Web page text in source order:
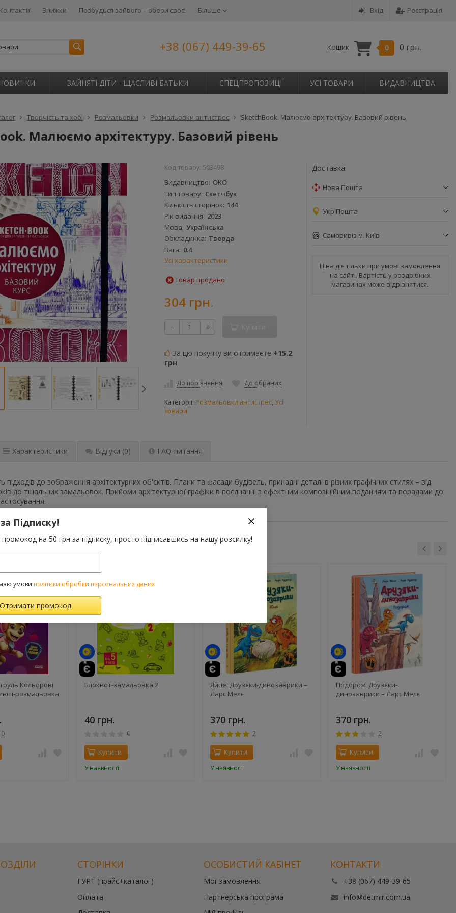
Вхід Реєстрація
Контакти Знижки Позбудься зайвого – обери своє! Більше
+38 (067) 449-39-65 Кошик 0 0 грн.
НОВИНКИ ЗАЙНЯТІ ДІТИ - ЩАСЛИВІ БАТЬКИ СПЕЦПРОПОЗИЦІЇ УСІ ТОВАРИ ВИДАВНИЦТВА
Творчість та хобі Розмальовки Розмальовки антистрес SketchBook. Малюємо архітектуру. Базовий рівень
Малюємо архітектуру. Базовий рівень
Код товару: 503498
Видавництво ОКО
Тип товару Скетчбук
Кількість сторінок 144
Рік видання 2023
Мова Українська
Обкладинка Тверда
Вага 0.4
Усі характеристики
Товар продано
304 грн.
- +
За цю покупку ви отримаєте +15.2
грн
До порівняння До обраних
Категорії: Розмальовки антистрес, Усі
товари
Доставка:
Нова Пошта
Укр Пошта
Самовивіз м. Київ
Ціна діє тільки при умові замовлення
на сайті. Вартість у роздрібних
магазинах може відрізнятися.
Характеристики Відгуки (0) FAQ-питання
підходів до зображення архітектурних об'єктів. Плани та фасади будівель, принадні деталі в різних графічних стилях – від
до тщальних замальовок. Прийоми архітектурної графіки в поєднанні з ефектним композіційним поданням та порадами до
ТАКОЖ КУПУЮТЬ
Кольорові
розмальовка
0
Блокнот-замальовка 2
40 грн.
0
Купити
У наявності
Яйце. Друзяки-динозаврики –
Ларс Мелє
370 грн.
2
Купити
У наявності
Подорож. Друзяки-
динозаврики – Ларс Мелє
370 грн.
2
Купити
У наявності
СТОРІНКИ
ГУРТ (прайс+каталог)
Оплата
ОСОБИСТИЙ КАБІНЕТ
Мої замовлення
Партнерська програма
КОНТАКТИ
+38 (067) 449-39-65
info@detmir.com.ua
Підписку!
на 50 грн за підписку, просто підписавшись на нашу розсилку!
умови політики обробки персональних даних